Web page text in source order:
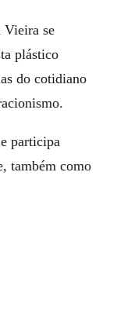
se
plástico
do cotidiano
participa
também como